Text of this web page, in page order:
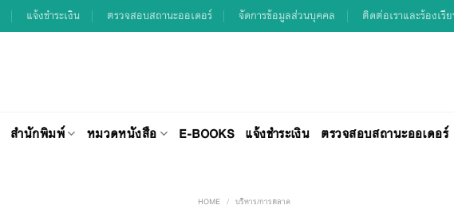
แจ้งชำระเงิน ตรวจสอบสถานะออเดอร์ จัดการข้อมูลส่วนบุคคล ติดต่อเราและร้องเรี
สำนักพิมพ์ หมวดหนังสือ E-BOOKS แจ้งชำระเงิน ตรวจสอบสถานะออเดอร์
HOME / บริหาร/การตลาด